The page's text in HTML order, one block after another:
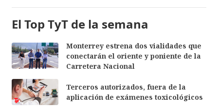
El Top TyT de la semana
Monterrey estrena dos vialidades que
conectarán el oriente y poniente de la
Carretera Nacional
Terceros autorizados, fuera de la
aplicación de exámenes toxicológicos